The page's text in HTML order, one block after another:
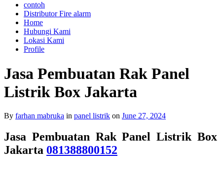
contoh
Distributor Fire alarm
Home
Hubungi Kami
Lokasi Kami
Profile
Jasa Pembuatan Rak Panel
Listrik Box Jakarta
By farhan mabruka in panel listrik on June 27, 2024
Jasa Pembuatan Rak Panel Listrik Box
Jakarta 081388800152